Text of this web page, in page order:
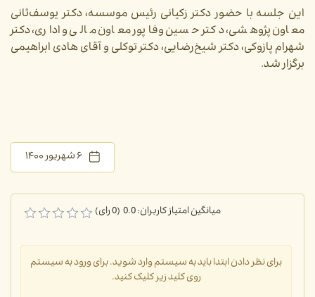
این جلسه با حضور دکتر زکیانی رئیس موسسه، دکتر یوسف‌ثانی
معاون پژوهشی، دکتر حسین وفاپور معاون مالی و اداری، دکتر
شهرام پازوکی، دکتر شیخ‌رضایی، دکتر توکلی و آقای هادی ابراهیمی
برگزار شد.
۶ شهریور ۱۴۰۰
میانگین امتیاز کاربران: 0.0 (0 رای)
برای نظر دادن ابتدا باید به سیستم وارد شوید. برای ورود به سیستم
روی کلید زیر کلیک کنید.